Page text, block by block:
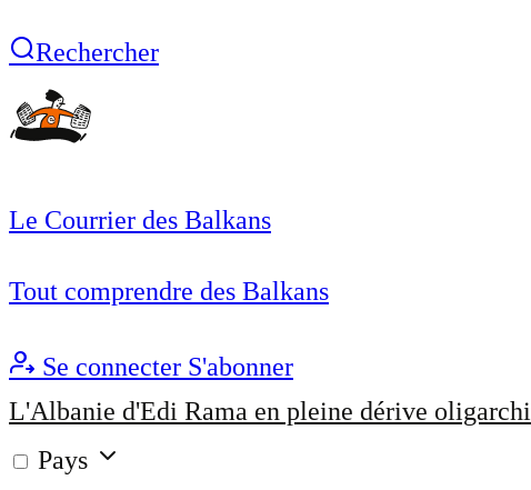
Rechercher
Le Courrier des Balkans
Tout comprendre des Balkans
Se connecter S'abonner
L'Albanie d'Edi Rama en pleine dérive
Pays